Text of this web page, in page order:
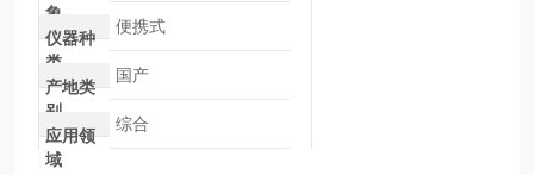
象
仪器种
类
便携式
产地类
别
国产
应用领
域
综合